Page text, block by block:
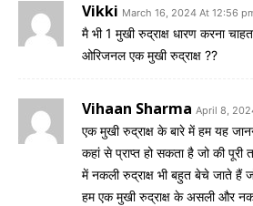
Vikki March 16, 2024 At 12:56
मै भी 1 मुखी रुद्राक्ष धारण करना
ओरिजनल एक मुखी रुद्राक्ष ??
Vihaan Sharma April 8,
एक मुखी रुद्राक्ष के बारे में हम यह
कहां से प्राप्त हो सकता है जो की पूरी
में नकली रुद्राक्ष भी बहुत बेचे जाते हैं
हम एक मुखी रुद्राक्ष के असली और